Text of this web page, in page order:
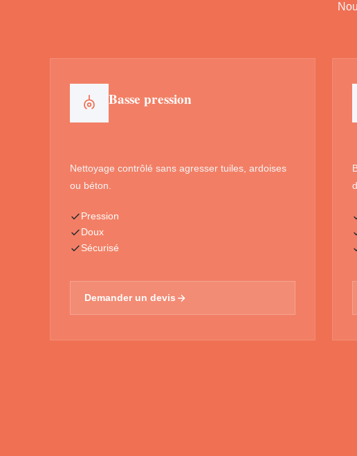
Basse pression
Nettoyage contrôlé sans agresser tuiles, ardoises
ou béton.
Pression
Doux
Sécurisé
Demander un devis